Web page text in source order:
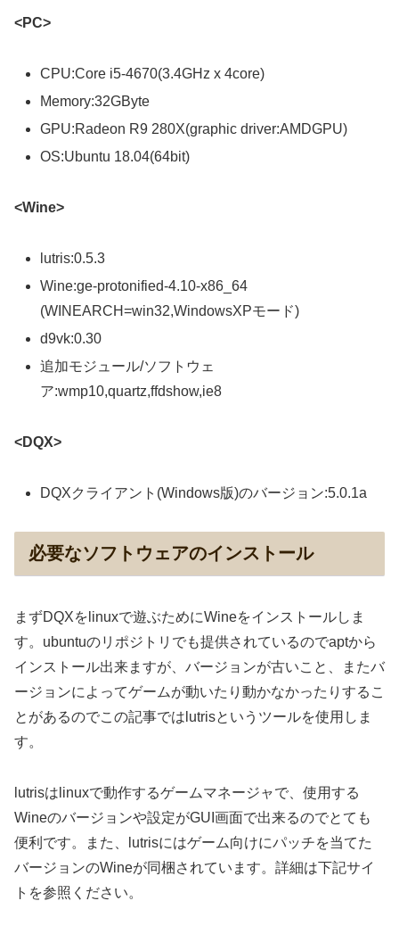
<PC>
CPU:Core i5-4670(3.4GHz x 4core)
Memory:32GByte
GPU:Radeon R9 280X(graphic driver:AMDGPU)
OS:Ubuntu 18.04(64bit)
<Wine>
lutris:0.5.3
Wine:ge-protonified-4.10-x86_64
(WINEARCH=win32,WindowsXPモード)
d9vk:0.30
追加モジュール/ソフトウェ
ア:wmp10,quartz,ffdshow,ie8
<DQX>
DQXクライアント(Windows版)のバージョン:5.0.1a
必要なソフトウェアのインストール
まずDQXをlinuxで遊ぶためにWineをインストールしま
す。ubuntuのリポジトリでも提供されているのでaptから
インストール出来ますが、バージョンが古いこと、またバ
ージョンによってゲームが動いたり動かなかったりするこ
とがあるのでこの記事ではlutrisというツールを使用しま
す。
lutrisはlinuxで動作するゲームマネージャで、使用する
Wineのバージョンや設定がGUI画面で出来るのでとても
便利です。また、lutrisにはゲーム向けにパッチを当てた
バージョンのWineが同梱されています。詳細は下記サイ
トを参照ください。